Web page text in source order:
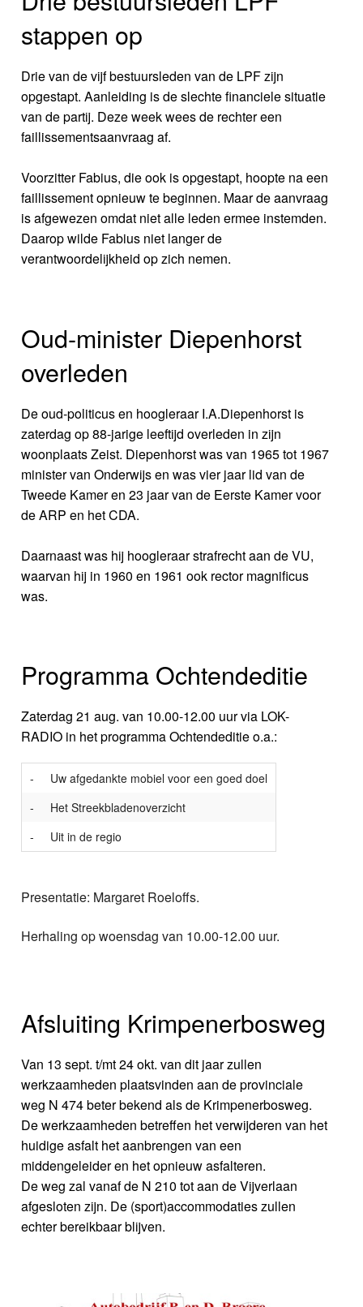
stappen op
Drie van de vijf bestuursleden van de LPF zijn
opgestapt. Aanleiding is de slechte financiele situatie
van de partij. Deze week wees de rechter een
faillissementsaanvraag af.
Voorzitter Fabius, die ook is opgestapt, hoopte na een
faillissement opnieuw te beginnen. Maar de aanvraag
is afgewezen omdat niet alle leden ermee instemden.
Daarop wilde Fabius niet langer de
verantwoordelijkheid op zich nemen.
Oud-minister Diepenhorst
overleden
De oud-politicus en hoogleraar I.A.Diepenhorst is
zaterdag op 88-jarige leeftijd overleden in zijn
woonplaats Zeist. Diepenhorst was van 1965 tot 1967
minister van Onderwijs en was vier jaar lid van de
Tweede Kamer en 23 jaar van de Eerste Kamer voor
de ARP en het CDA.
Daarnaast was hij hoogleraar strafrecht aan de VU,
waarvan hij in 1960 en 1961 ook rector magnificus
was.
Programma Ochtendeditie
Zaterdag 21 aug. van 10.00-12.00 uur via LOK-
RADIO in het programma Ochtendeditie o.a.:
-
Uw afgedankte mobiel voor een goed doel
-
Het Streekbladenoverzicht
-
Uit in de regio
Presentatie: Margaret Roeloffs.
Herhaling op woensdag van 10.00-12.00 uur.
Afsluiting Krimpenerbosweg
Van 13 sept. t/mt 24 okt. van dit jaar zullen
werkzaamheden plaatsvinden aan de provinciale
weg N 474 beter bekend als de Krimpenerbosweg.
De werkzaamheden betreffen het verwijderen van het
huidige asfalt het aanbrengen van een
middengeleider en het opnieuw asfalteren.
De weg zal vanaf de N 210 tot aan de Vijverlaan
afgesloten zijn. De (sport)accommodaties zullen
echter bereikbaar blijven.